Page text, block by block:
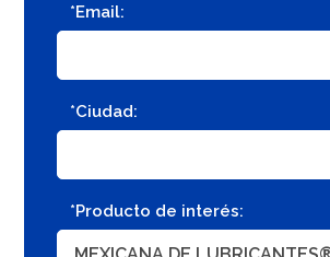
*Email:
*Ciudad:
*Producto de interés: